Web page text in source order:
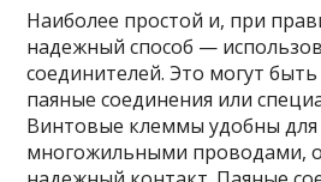
Наиболее простой и, при
надежный способ —
соединителей. Это могут
паяные соединения или
Винтовые клеммы удобны для
многожильными проводами,